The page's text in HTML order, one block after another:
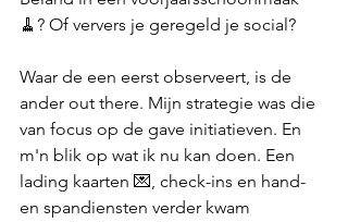
🧹? Of ververs je geregeld je social?
Waar de een eerst observeert, is de
ander out there. Mijn strategie was die
van focus op de gave initiatieven. En
m'n blik op wat ik nu kan doen. Een
lading kaarten 💌, check-ins en hand-
en spandiensten verder kwam